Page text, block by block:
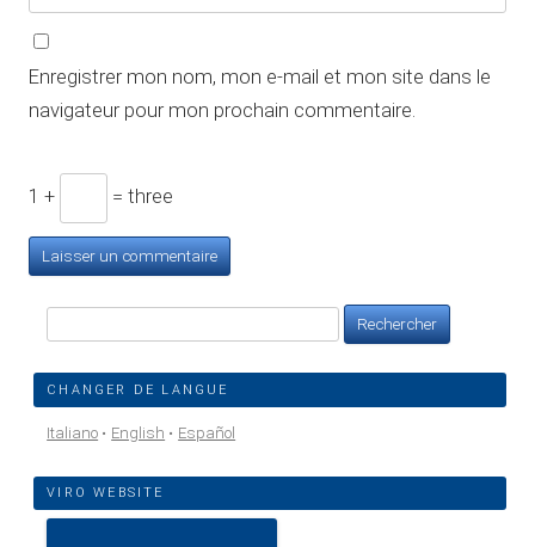
Enregistrer mon nom, mon e-mail et mon site dans le
navigateur pour mon prochain commentaire.
1 + = three
CHANGER DE LANGUE
Italiano English Español
VIRO WEBSITE